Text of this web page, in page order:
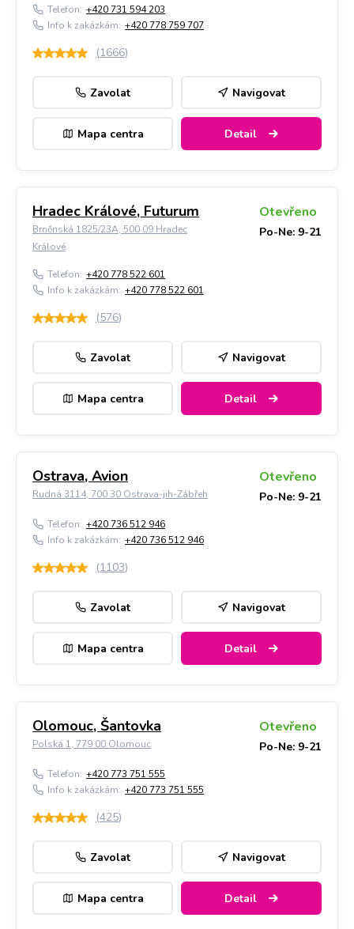
Telefon: +420 731 594 203
Info k zakázkám: +420 778 759 707
(1666)
Zavolat Navigovat
Mapa centra Detail
Hradec Králové, Futurum
Brněnská 1825/23A, 500 09 Hradec
Králové
Otevřeno
Po-Ne: 9-21
Telefon: +420 778 522 601
Info k zakázkám: +420 778 522 601
(576)
Zavolat Navigovat
Mapa centra Detail
Ostrava, Avion
Rudná 3114, 700 30 Ostrava-jih-Zábřeh
Otevřeno
Po-Ne: 9-21
Telefon: +420 736 512 946
Info k zakázkám: +420 736 512 946
(1103)
Zavolat Navigovat
Mapa centra Detail
Olomouc, Šantovka
Polská 1, 779 00 Olomouc
Otevřeno
Po-Ne: 9-21
Telefon: +420 773 751 555
Info k zakázkám: +420 773 751 555
(425)
Zavolat Navigovat
Mapa centra Detail